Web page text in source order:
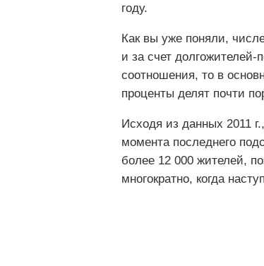
году.
Как вы уже поняли,
и за счет долгожителей-
соотношения, то в
проценты делят почти
Исходя из данных 2011
момента последнего
более 12 000 жителей,
многократно, когда